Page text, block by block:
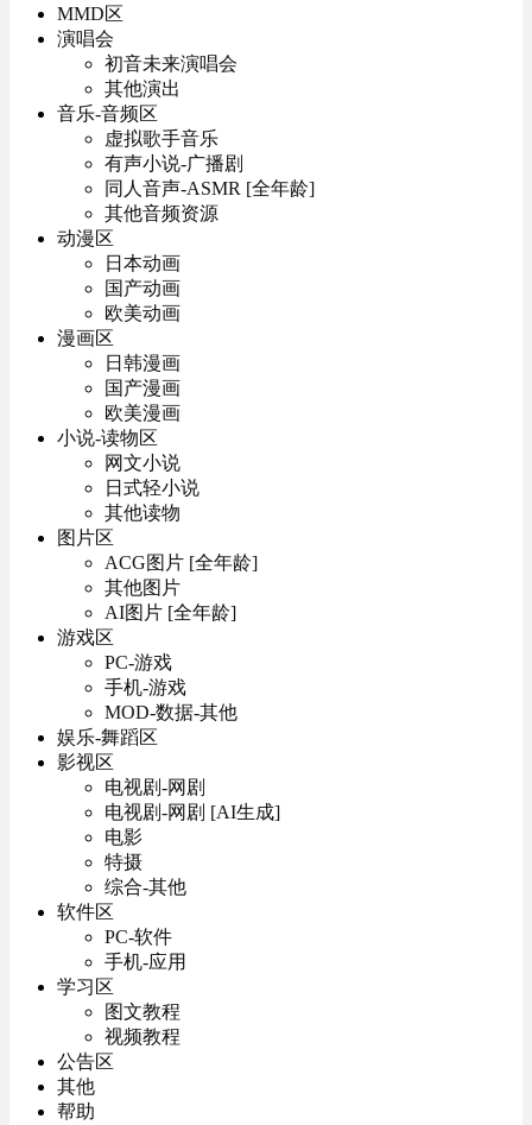
MMD区
演唱会
初音未来演唱会
其他演出
音乐-音频区
虚拟歌手音乐
有声小说-广播剧
同人音声-ASMR [全年龄]
其他音频资源
动漫区
日本动画
国产动画
欧美动画
漫画区
日韩漫画
国产漫画
欧美漫画
小说-读物区
网文小说
日式轻小说
其他读物
图片区
ACG图片 [全年龄]
其他图片
AI图片 [全年龄]
游戏区
PC-游戏
手机-游戏
MOD-数据-其他
娱乐-舞蹈区
影视区
电视剧-网剧
电视剧-网剧 [AI生成]
电影
特摄
综合-其他
软件区
PC-软件
手机-应用
学习区
图文教程
视频教程
公告区
其他
帮助